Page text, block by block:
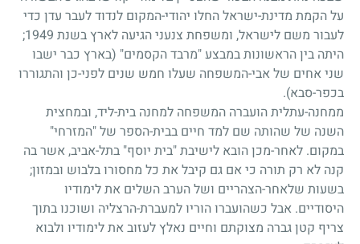
על הקמת מדינת-ישראל החלו יהודי-המקום לנדוד לעבר עדן כדי
לעבור משם לישראל, ומשפחת צנעני הגיעה לארץ בשנת ;1949
היתה בין הראשונות במבצע "מרבד הקסמים" (בארץ כבר ישבו
שני אחים של אבי-המשפחה שעלו חמש שנים לפני-כן והתגוררו
בכפר-סבא).
ממחנה-עתלית הועברה המשפחה למחנה בית-ליד, ובמחצית
השנה של שהותה שם למד חיים בבית-הספר של "המזרחי"
במקום. לאחר-מכן הובא לישיבת "בית יוסף" בתל-אביב, אשר בה
קנה לא רק תורה כי אם גם קיבל את כל מחסורו בלבוש ובמזון;
בשעות שלאחר-הצהריים ושל הערב השלים את לימודיו
היסודיים. אבל כשהועברו הוריו למעברת-הרצליה ושוכנו בתוך
צריף קטן גברה מצוקתם וחיים נאלץ לעזוב את לימודיו ולבוא